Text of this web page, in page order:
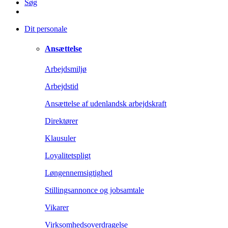
Søg
Dit personale
Ansættelse
Arbejdsmiljø
Arbejdstid
Ansættelse af udenlandsk arbejdskraft
Direktører
Klausuler
Loyalitetspligt
Løngennemsigtighed
Stillingsannonce og jobsamtale
Vikarer
Virksomhedsoverdragelse